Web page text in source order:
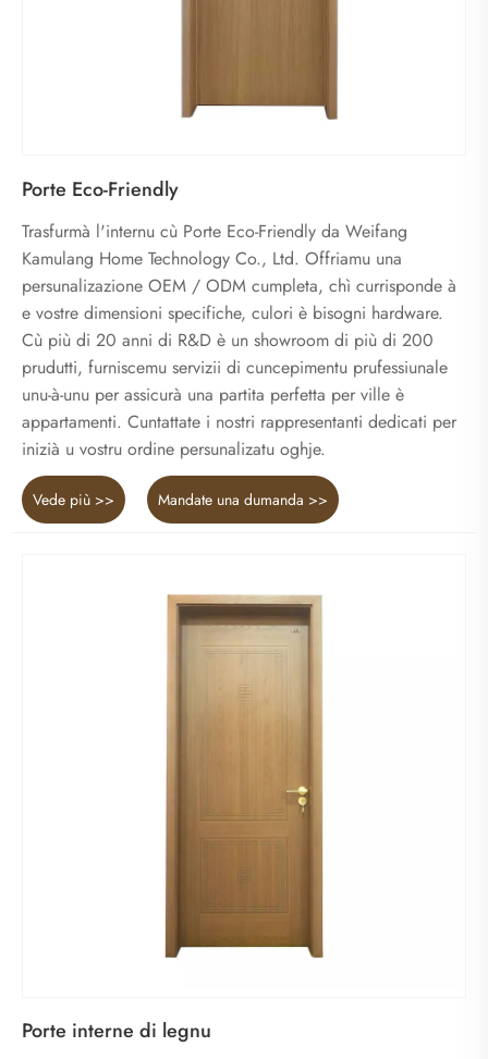
Porte Eco-Friendly
Trasfurmà l'internu cù Porte Eco-Friendly da Weifang
Kamulang Home Technology Co., Ltd. Offriamu una
persunalizazione OEM / ODM cumpleta, chì currisponde à
e vostre dimensioni specifiche, culori è bisogni hardware.
Cù più di 20 anni di R&D è un showroom di più di 200
prudutti, furniscemu servizii di cuncepimentu prufessiunale
unu-à-unu per assicurà una partita perfetta per ville è
appartamenti. Cuntattate i nostri rappresentanti dedicati per
inizià u vostru ordine persunalizatu oghje.
Vede più >> Mandate una dumanda >>
Porte interne di legnu